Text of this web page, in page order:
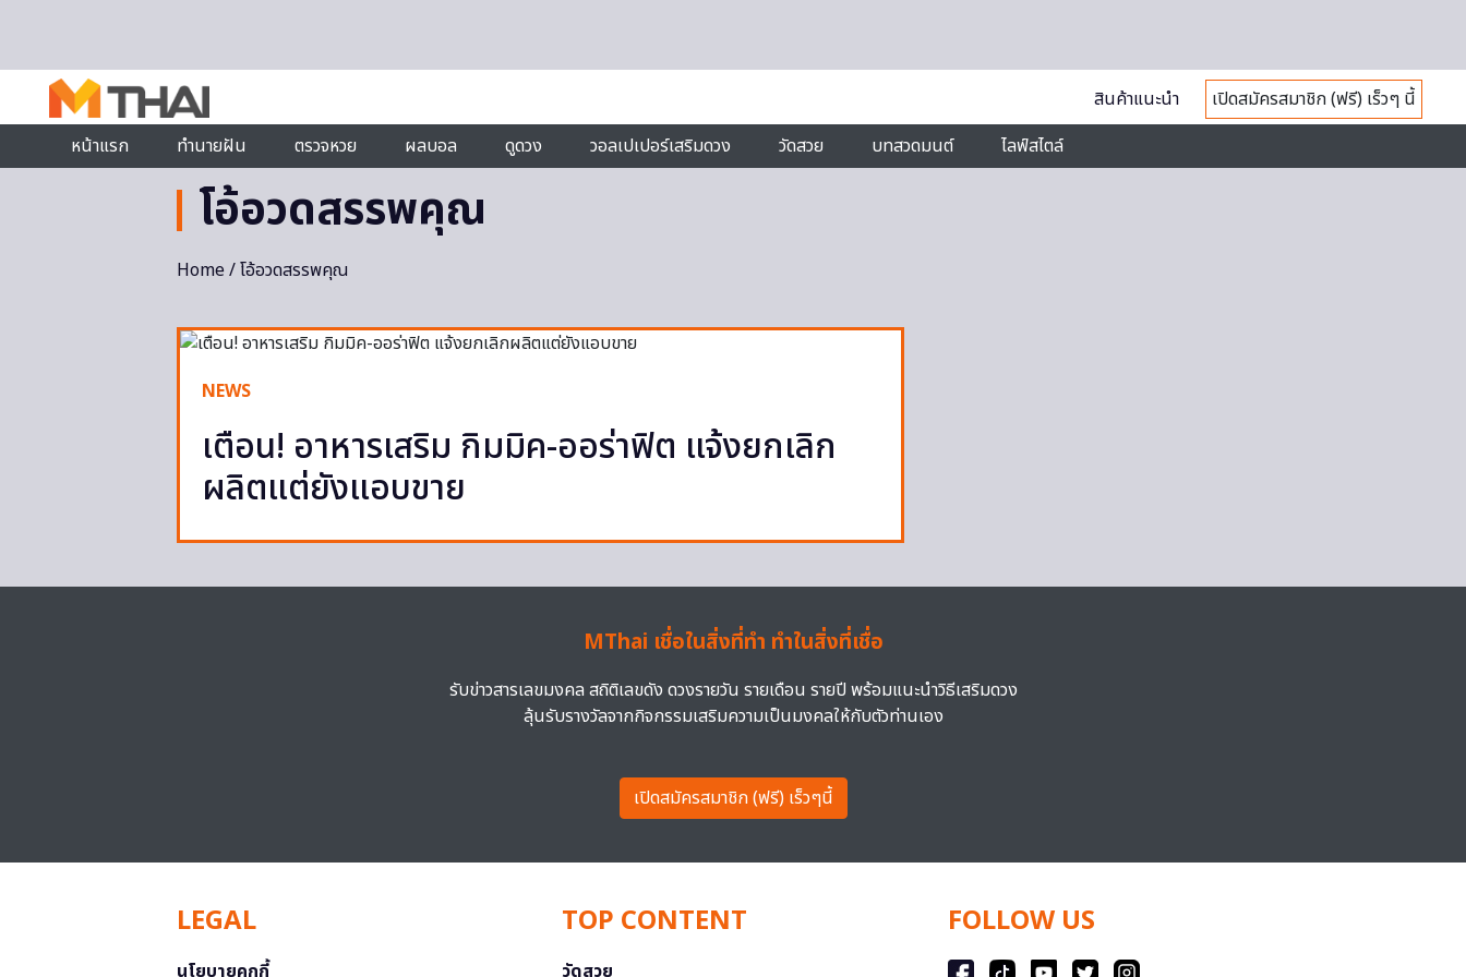
สินค้าแนะนำ
เปิดสมัครสมาชิก (ฟรี) เร็วๆ นี้
หน้าแรก
ทำนายฝัน ตรวจหวย ผลบอล ดูดวง วอลเปเปอร์เสริมดวง วัดสวย บทสวดมนต์ ไลฟ์สไตล์
โอ้อวดสรรพคุณ
Home/ โอ้อวดสรรพคุณ
NEWS
เตือน! อาหารเสริม กิมมิค-ออร่าฟิต แจ้งยกเลิก
ผลิตแต่ยังแอบขาย
MThai เชื่อในสิ่งที่ทำ ทำในสิ่งที่เชื่อ
รับข่าวสารเลขมงคล สถิติเลขดัง ดวงรายวัน รายเดือน รายปี พร้อมแนะนำวิธีเสริมดวง
ลุ้นรับรางวัลจากกิจกรรมเสริมความเป็นมงคลให้กับตัวท่านเอง
เปิดสมัครสมาชิก (ฟรี) เร็วๆนี้
LEGAL
นโยบายคุกกี้
TOP CONTENT
วัดสวย
FOLLOW US